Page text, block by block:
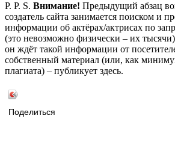
P. P. S. Внимание! Предыдущий абзац
создатель сайта занимается поиском и
информации об актёрах/актрисах по
(это невозможно физически – их
он ждёт такой информации от
собственный материал (или, как
плагиата) – публикует здесь.
Поделиться